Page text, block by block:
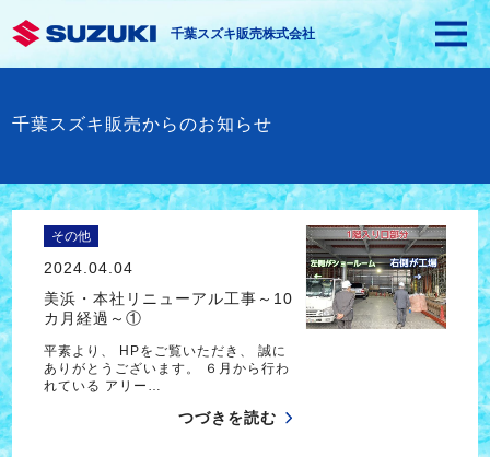
千葉スズキ販売株式会社
千葉スズキ販売からのお知らせ
その他
2024.04.04
美浜・本社リニューアル工事～10
カ月経過～①
平素より、 HPをご覧いただき、 誠に
ありがとうございます。 ６月から行わ
れている アリー…
つづきを読む